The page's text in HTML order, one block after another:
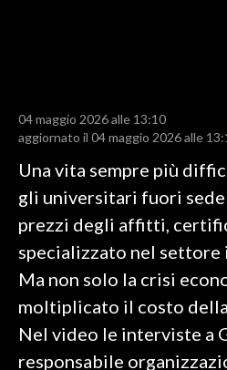
CALCIO REGIONALE
BASKET
VOLLEY
MOTORI
TENNIS
ALTRI SPORT
CULTURA
SPETTACOLI
04 maggio 2026 alle 13:10
aggiornato il 04 maggio 2026 alle
Una vita sempre più
gli universitari fuori
prezzi degli affitti,
specializzato nel settore
Ma non solo la crisi
moltiplicato il costo
Nel video le interviste a
responsabile